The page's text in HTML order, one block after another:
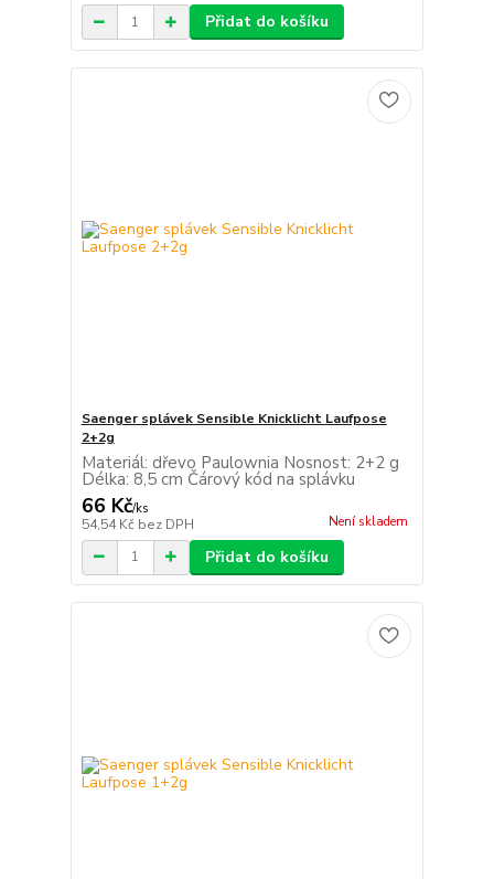
Přidat do košíku
Saenger splávek Sensible Knicklicht Laufpose
2+2g
Materiál: dřevo Paulownia Nosnost: 2+2 g
Délka: 8,5 cm Čárový kód na splávku
66 Kč/ks
54,54 Kč bez DPH Není skladem
Přidat do košíku